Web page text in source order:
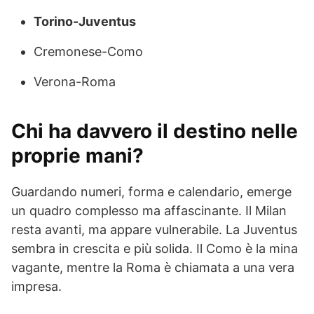
Torino-Juventus
Cremonese-Como
Verona-Roma
Chi ha davvero il destino nelle
proprie mani?
Guardando numeri, forma e calendario, emerge
un quadro complesso ma affascinante. Il Milan
resta avanti, ma appare vulnerabile. La Juventus
sembra in crescita e più solida. Il Como è la mina
vagante, mentre la Roma è chiamata a una vera
impresa.